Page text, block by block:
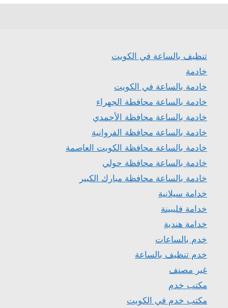
تنظيف بالساعة في الكويت
خادمة
خادمة بالساعة في الكويت
خادمة بالساعة محافطة الجهراء
خادمة بالساعة محافظة الأحمدي
خادمة بالساعة محافظة الفروانية
خادمة بالساعة محافظة الكويت العاصمة
خادمة بالساعة محافظة حولي
خادمة بالساعة محافظة مبارك الكبير
خدامة سيلانية
خدامة فليبينة
خدامة هندية
خدم بالساعات
خدم تنظيف بالساعة
غير مصنف
مكتب خدم
مكتب خدم في الكويت